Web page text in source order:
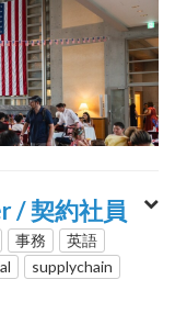
/ 契約社員
事務
英語
supplychain